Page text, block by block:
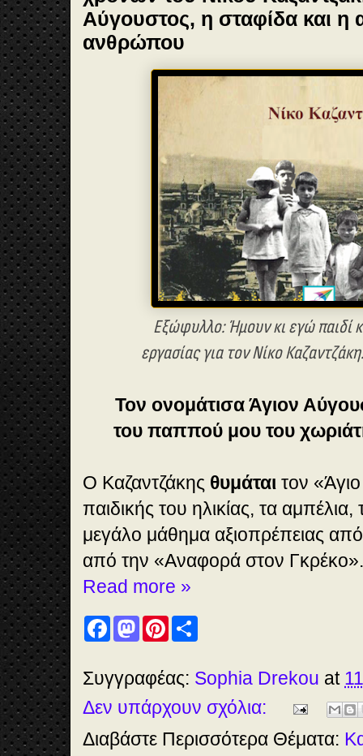
Αύγουστος, η σταφίδα και η
ανθρώπου
Εξώφυλλο: Ήμουν κι εγώ παιδί
εργασίας για τον Νίκο
Τον ονομάτισα Άγιον
του παππού μου του
Ο Καζαντζάκης θυμάται τον
παιδικής του ηλικίας, τα αμπέλια,
μεγάλο μάθημα αξιοπρέπειας
από την «Αναφορά στον Γκρέκο».
Read more »
F
a
b
o
o
k
M
a
o
d
o
n
P
e
r
e
s
e
Συγγραφέας: Sophia Drekou at
Δεν υπάρχουν σχόλια:
Διαβάστε Περισσότερα Θέματα: